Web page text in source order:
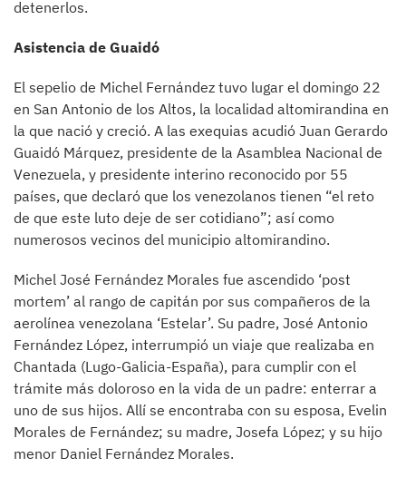
detenerlos.
Asistencia de Guaidó
El sepelio de Michel Fernández tuvo lugar el domingo 22
en San Antonio de los Altos, la localidad altomirandina en
la que nació y creció. A las exequias acudió Juan Gerardo
Guaidó Márquez, presidente de la Asamblea Nacional de
Venezuela, y presidente interino reconocido por 55
países, que declaró que los venezolanos tienen “el reto
de que este luto deje de ser cotidiano”; así como
numerosos vecinos del municipio altomirandino.
Michel José Fernández Morales fue ascendido ‘post
mortem’ al rango de capitán por sus compañeros de la
aerolínea venezolana ‘Estelar’. Su padre, José Antonio
Fernández López, interrumpió un viaje que realizaba en
Chantada (Lugo-Galicia-España), para cumplir con el
trámite más doloroso en la vida de un padre: enterrar a
uno de sus hijos. Allí se encontraba con su esposa, Evelin
Morales de Fernández; su madre, Josefa López; y su hijo
menor Daniel Fernández Morales.